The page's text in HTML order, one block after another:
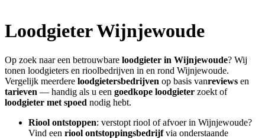
LoodgieterWijnjewoude
Op zoek naar een betrouwbare loodgieter in Wijnjewoude? Wij
tonen loodgieters en rioolbedrijven in en rond Wijnjewoude.
Vergelijk meerdere loodgietersbedrijven op basis vanreviews en
tarieven — handig als u een goedkope loodgieter zoekt of
loodgieter met spoed nodig hebt.
Riool ontstoppen: verstopt riool of afvoer in Wijnjewoude?
Vind een riool ontstoppingsbedrijfvia onderstaande